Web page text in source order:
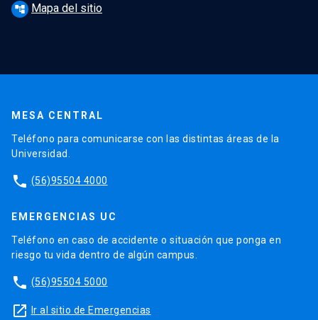
account_tree Mapa del sitio
MESA CENTRAL
Teléfono para comunicarse con las distintas áreas de la
Universidad.
phone (56)95504 4000
EMERGENCIAS UC
Teléfono en caso de accidente o situación que ponga en
riesgo tu vida dentro de algún campus.
phone (56)95504 5000
launch Ir al sitio de Emergencias